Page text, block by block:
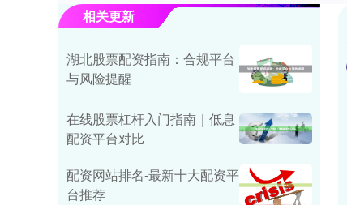
相关更新
湖北股票配资指南：合规平台
与风险提醒
在线股票杠杆入门指南｜低息
配资平台对比
配资网站排名-最新十大配资平
台推荐